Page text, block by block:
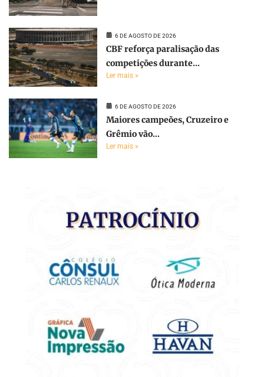
6 DE AGOSTO DE 2026
CBF reforça paralisação das
competições durante...
Ler mais »
6 DE AGOSTO DE 2026
Maiores campeões, Cruzeiro e
Grêmio vão...
Ler mais »